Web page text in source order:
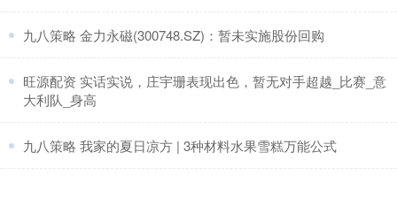
​九八策略 金力永磁(300748.SZ)：暂未实施股份回购
​旺源配资 实话实说，庄宇珊表现出色，暂无对手超越_比赛_意
大利队_身高
​九八策略 我家的夏日凉方 | 3种材料水果雪糕万能公式